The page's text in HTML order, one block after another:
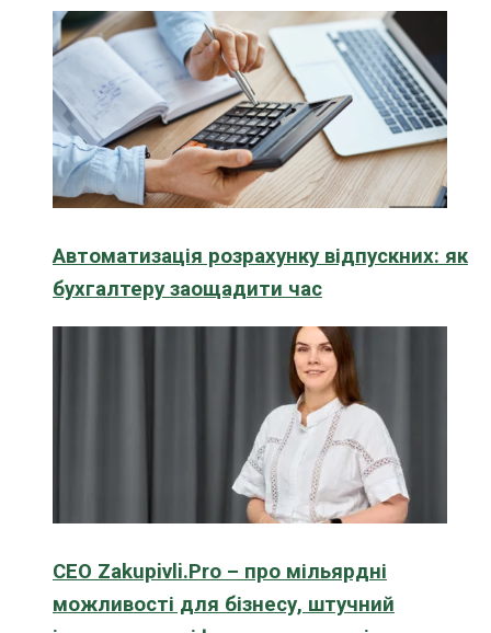
Автоматизація розрахунку відпускних: як
бухгалтеру заощадити час
CEO Zakupivli.Pro – про мільярдні
можливості для бізнесу, штучний